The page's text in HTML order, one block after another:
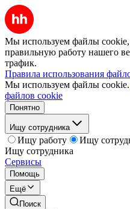
Мы используем файлы cookie,
правильную работу нашего
трафик.
Правила использования
Мы используем файлы cookie.
файлов cookie
Понятно
Ищу сотрудника
Ищу работу
Ищу
Ищу сотрудника
Сервисы
Помощь
Ещё
Поиск